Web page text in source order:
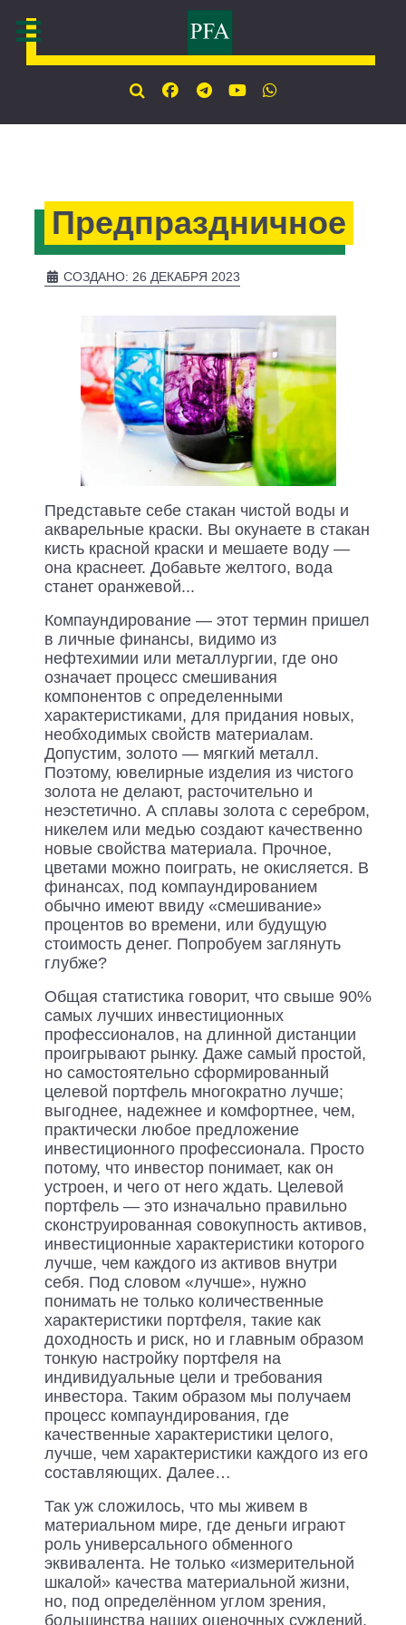
Предпраздничное
СОЗДАНО: 26 ДЕКАБРЯ 2023
Представьте себе стакан чистой воды и
акварельные краски. Вы окунаете в стакан
кисть красной краски и мешаете воду —
она краснеет. Добавьте желтого, вода
станет оранжевой...
Компаундирование — этот термин пришел
в личные финансы, видимо из
нефтехимии или металлургии, где оно
означает процесс смешивания
компонентов с определенными
характеристиками, для придания новых,
необходимых свойств материалам.
Допустим, золото — мягкий металл.
Поэтому, ювелирные изделия из чистого
золота не делают, расточительно и
неэстетично. А сплавы золота с серебром,
никелем или медью создают качественно
новые свойства материала. Прочное,
цветами можно поиграть, не окисляется. В
финансах, под компаундированием
обычно имеют ввиду «смешивание»
процентов во времени, или будущую
стоимость денег. Попробуем заглянуть
глубже?
Общая статистика говорит, что свыше 90%
самых лучших инвестиционных
профессионалов, на длинной дистанции
проигрывают рынку. Даже самый простой,
но самостоятельно сформированный
целевой портфель многократно лучше;
выгоднее, надежнее и комфортнее, чем,
практически любое предложение
инвестиционного профессионала. Просто
потому, что инвестор понимает, как он
устроен, и чего от него ждать. Целевой
портфель — это изначально правильно
сконструированная совокупность активов,
инвестиционные характеристики которого
лучше, чем каждого из активов внутри
себя. Под словом «лучше», нужно
понимать не только количественные
характеристики портфеля, такие как
доходность и риск, но и главным образом
тонкую настройку портфеля на
индивидуальные цели и требования
инвестора. Таким образом мы получаем
процесс компаундирования, где
качественные характеристики целого,
лучше, чем характеристики каждого из его
составляющих. Далее…
Так уж сложилось, что мы живем в
материальном мире, где деньги играют
роль универсального обменного
эквивалента. Не только «измерительной
шкалой» качества материальной жизни,
но, под определённом углом зрения,
большинства наших оценочных суждений,